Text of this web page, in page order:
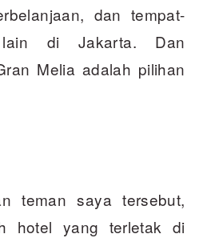
dan tempat-
di Jakarta. Dan
Melia adalah pilihan
teman saya tersebut,
hotel yang terletak di